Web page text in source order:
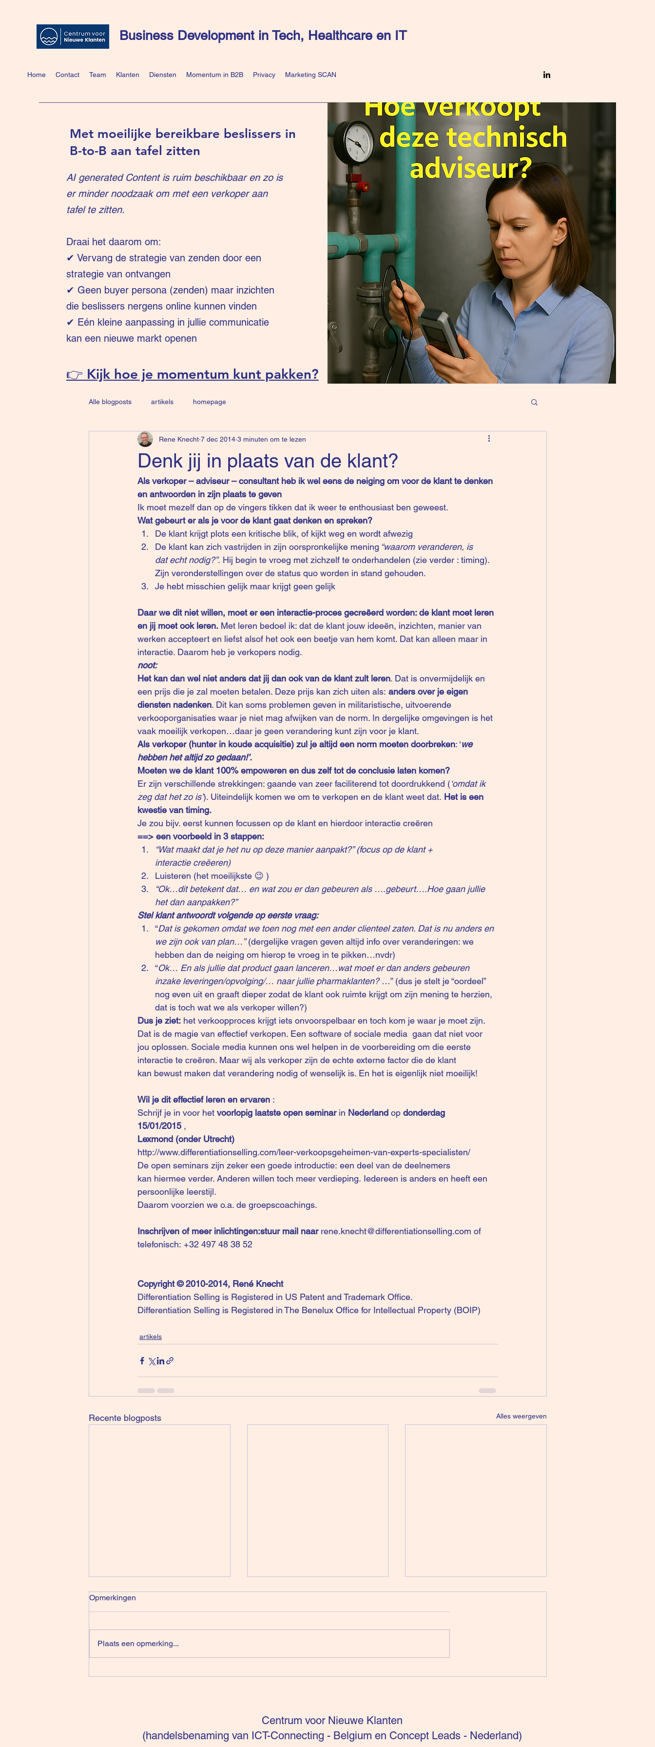
Business Development in Tech, Healthcare en IT
Home Contact Team Klanten Diensten Momentum in B2B Privacy Marketing SCAN
Met moeilijke bereikbare beslissers in
B-to-B aan tafel zitten
AI generated Content is ruim beschikbaar en zo is
er minder noodzaak om met een verkoper aan
tafel te zitten.
Draai het daarom om:
✔ Vervang de strategie van zenden door een
strategie van ontvangen
✔ Geen buyer persona (zenden) maar inzichten
die beslissers nergens online kunnen vinden
✔ Eén kleine aanpassing in jullie communicatie
kan een nieuwe markt openen
👉 Kijk hoe je momentum kunt pakken?
Alle blogposts artikels homepage
Denk jij in plaats van de klant?
Rene Knecht 7 dec 2014 3 minuten om te lezen
Als verkoper – adviseur – consultant heb ik wel eens de neiging om voor de klant te denken
en antwoorden in zijn plaats te geven
Ik moet mezelf dan op de vingers tikken dat ik weer te enthousiast ben geweest.
Wat gebeurt er als je voor de klant gaat denken en spreken?
De klant krijgt plots een kritische blik, of kijkt weg en wordt afwezig
De klant kan zich vastrijden in zijn oorspronkelijke mening “waarom veranderen, is
dat echt nodig?”. Hij begin te vroeg met zichzelf te onderhandelen (zie verder : timing).
Zijn veronderstellingen over de status quo worden in stand gehouden.
Je hebt misschien gelijk maar krijgt geen gelijk
Daar we dit niet willen, moet er een interactie-proces gecreëerd worden: de klant moet leren
en jij moet ook leren. Met leren bedoel ik: dat de klant jouw ideeën, inzichten, manier van
werken accepteert en liefst alsof het ook een beetje van hem komt. Dat kan alleen maar in
interactie. Daarom heb je verkopers nodig.
noot:
Het kan dan wel niet anders dat jij dan ook van de klant zult leren. Dat is onvermijdelijk en
een prijs die je zal moeten betalen. Deze prijs kan zich uiten als: anders over je eigen
diensten nadenken. Dit kan soms problemen geven in militaristische, uitvoerende
verkooporganisaties waar je niet mag afwijken van de norm. In dergelijke omgevingen is het
vaak moeilijk verkopen…daar je geen verandering kunt zijn voor je klant.
Als verkoper (hunter in koude acquisitie) zul je altijd een norm moeten doorbreken: ‘we
hebben het altijd zo gedaan!’.
Moeten we de klant 100% empoweren en dus zelf tot de conclusie laten komen?
Er zijn verschillende strekkingen: gaande van zeer faciliterend tot doordrukkend (‘omdat ik
zeg dat het zo is’). Uiteindelijk komen we om te verkopen en de klant weet dat. Het is een
kwestie van timing.
Je zou bijv. eerst kunnen focussen op de klant en hierdoor interactie creëren
==> een voorbeeld in 3 stappen:
“Wat maakt dat je het nu op deze manier aanpakt?” (focus op de klant +
interactie creëeren)
Luisteren (het moeilijkste 😉 )
“Ok…dit betekent dat… en wat zou er dan gebeuren als ….gebeurt….Hoe gaan jullie
het dan aanpakken?”
Stel klant antwoordt volgende op eerste vraag:
“Dat is gekomen omdat we toen nog met een ander clienteel zaten. Dat is nu anders en
we zijn ook van plan…” (dergelijke vragen geven altijd info over veranderingen: we
hebben dan de neiging om hierop te vroeg in te pikken…nvdr)
“Ok… En als jullie dat product gaan lanceren…wat moet er dan anders gebeuren
inzake leveringen/opvolging/… naar jullie pharmaklanten? …” (dus je stelt je “oordeel”
nog even uit en graaft dieper zodat de klant ook ruimte krijgt om zijn mening te herzien,
dat is toch wat we als verkoper willen?)
Dus je ziet: het verkoopproces krijgt iets onvoorspelbaar en toch kom je waar je moet zijn.
Dat is de magie van effectief verkopen. Een software of sociale media  gaan dat niet voor
jou oplossen. Sociale media kunnen ons wel helpen in de voorbereiding om die eerste
interactie te creëren. Maar wij als verkoper zijn de echte externe factor die de klant
kan bewust maken dat verandering nodig of wenselijk is. En het is eigenlijk niet moeilijk!
Wil je dit effectief leren en ervaren :
Schrijf je in voor het voorlopig laatste open seminar in Nederland op donderdag
15/01/2015 ,
Lexmond (onder Utrecht)
http://www.differentiationselling.com/leer-verkoopsgeheimen-van-experts-specialisten/
De open seminars zijn zeker een goede introductie: een deel van de deelnemers
kan hiermee verder. Anderen willen toch meer verdieping. Iedereen is anders en heeft een
persoonlijke leerstijl.
Daarom voorzien we o.a. de groepscoachings.
Inschrijven of meer inlichtingen:stuur mail naar rene.knecht@differentiationselling.com of
telefonisch: +32 497 48 38 52
Copyright © 2010-2014, René Knecht
Differentiation Selling is Registered in US Patent and Trademark Office.
Differentiation Selling is Registered in The Benelux Office for Intellectual Property (BOIP)
artikels
Recente blogposts Alles weergeven
Opmerkingen
Plaats een opmerking...
Centrum voor Nieuwe Klanten
(handelsbenaming van ICT-Connecting - Belgium en Concept Leads - Nederland)